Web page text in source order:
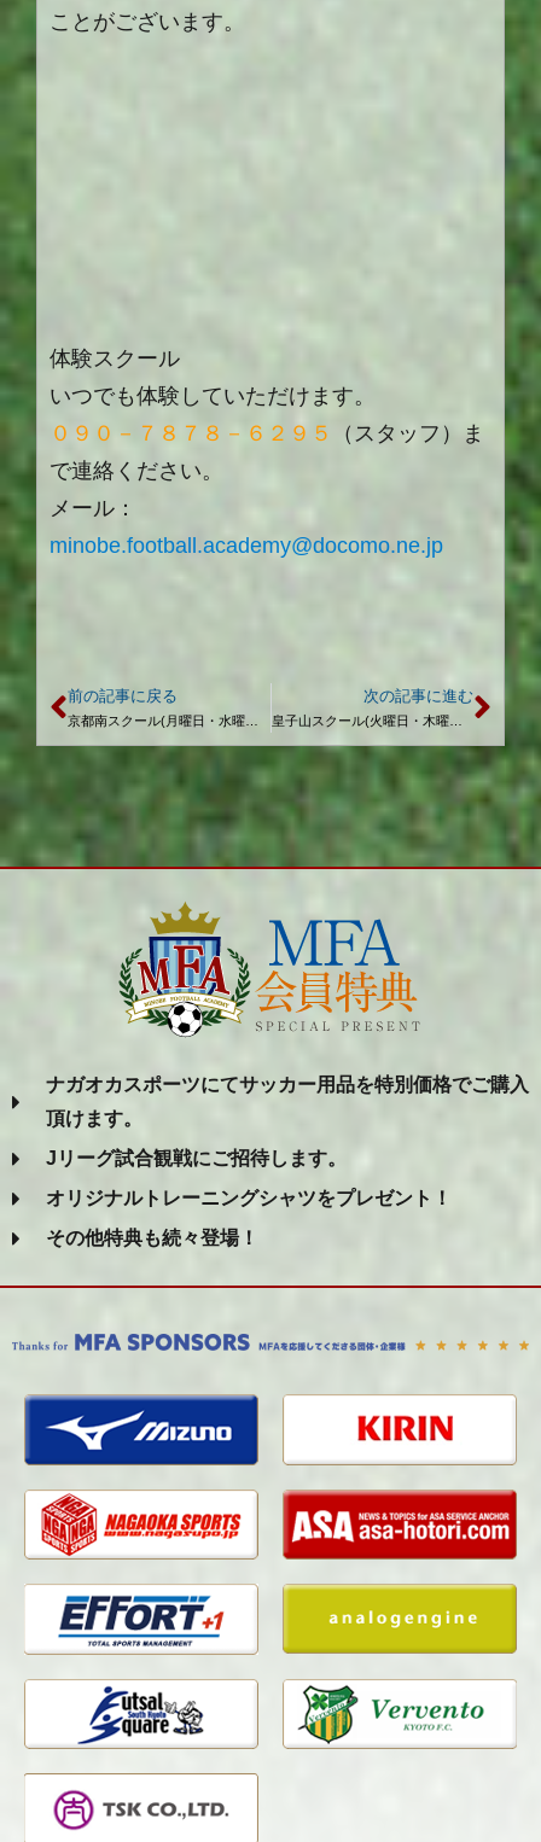
ことがございます。
体験スクール
いつでも体験していただけます。
０９０－７８７８－６２９５
（スタッフ）ま
で連絡ください。
メール：
minobe.football.academy@docomo.ne.jp
前の記事に戻る 次の記事に進む
皇子山スクール(火曜日・木曜日) 6月予定日
ナガオカスポーツにてサッカー用品を特別価格でご購入
頂けます。
Jリーグ試合観戦にご招待します。
オリジナルトレーニングシャツをプレゼント！
その他特典も続々登場！